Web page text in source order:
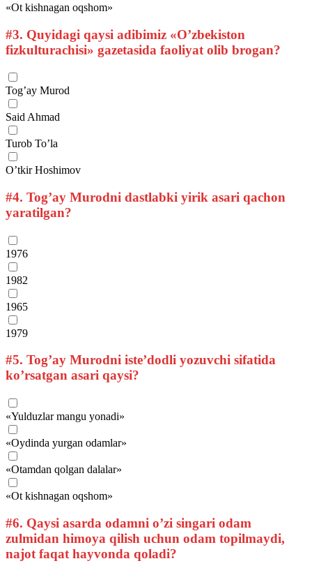
«Ot kishnagan oqshom»
#3. Quyidagi qaysi adibimiz «O’zbekiston
fizkulturachisi» gazetasida faoliyat olib brogan?
Tog’ay Murod
Said Ahmad
Turob To’la
O’tkir Hoshimov
#4. Tog’ay Murodni dastlabki yirik asari qachon
yaratilgan?
1976
1982
1965
1979
#5. Tog’ay Murodni iste’dodli yozuvchi sifatida
ko’rsatgan asari qaysi?
«Yulduzlar mangu yonadi»
«Oydinda yurgan odamlar»
«Otamdan qolgan dalalar»
«Ot kishnagan oqshom»
#6. Qaysi asarda odamni o’zi singari odam
zulmidan himoya qilish uchun odam topilmaydi,
najot faqat hayvonda qoladi?